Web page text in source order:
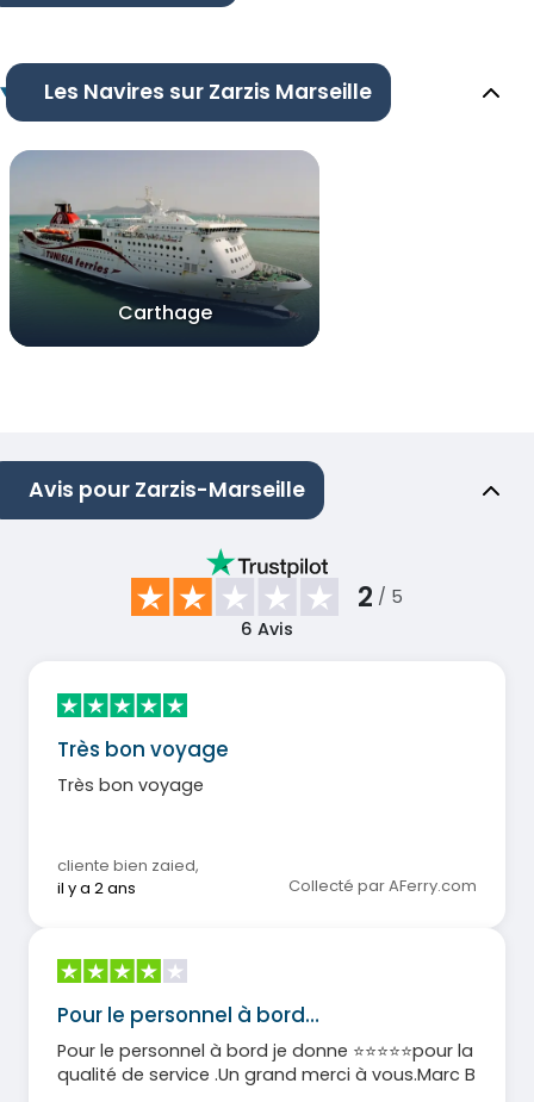
Les Navires sur Zarzis Marseille
Carthage
Avis pour Zarzis-Marseille
2 / 5
6 Avis
Très bon voyage
Très bon voyage
cliente bien zaied,
il y a 2 ans
Collecté par AFerry.com
Pour le personnel à bord…
Pour le personnel à bord je donne ⭐️⭐️⭐️⭐️⭐️pour la
qualité de service .Un grand merci à vous.Marc B